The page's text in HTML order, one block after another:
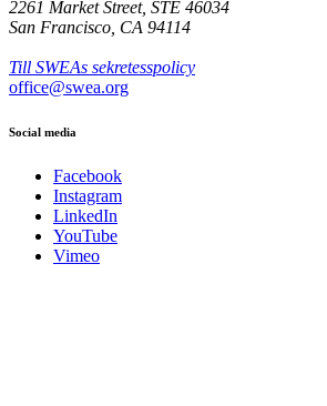
2261 Market Street, STE 46034
San Francisco, CA 94114
Till SWEAs sekretesspolicy
office@swea.org
Social media
Facebook
Instagram
LinkedIn
YouTube
Vimeo